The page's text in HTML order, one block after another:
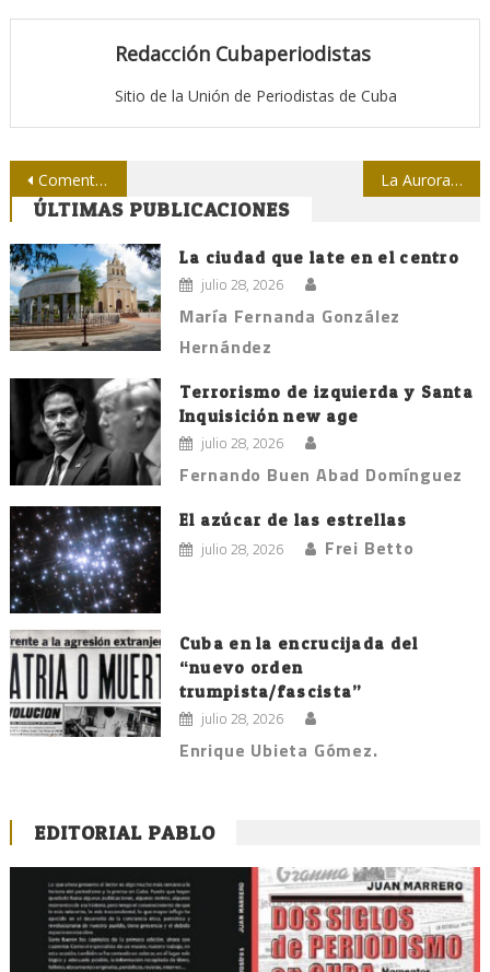
Redacción Cubaperiodistas
Sitio de la Unión de Periodistas de Cuba
Navegación
de
entradas
Comentarista deja ESPN tras ofender a peloteros dominicanos La Aurora, primer periódico obrero editado en Cuba
ÚLTIMAS PUBLICACIONES
La ciudad que late en el centro
julio 28, 2026
María Fernanda González
Hernández
Terrorismo de izquierda y Santa
Inquisición new age
julio 28, 2026
Fernando Buen Abad Domínguez
El azúcar de las estrellas
julio 28, 2026 Frei Betto
Cuba en la encrucijada del
“nuevo orden
trumpista/fascista”
julio 28, 2026
Enrique Ubieta Gómez.
EDITORIAL PABLO